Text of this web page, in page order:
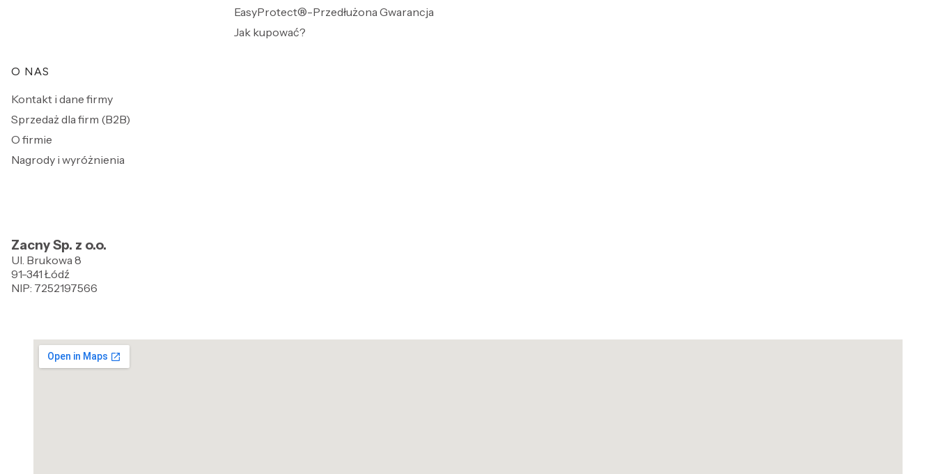
EasyProtect®-Przedłużona Gwarancja
Jak kupować?
O NAS
Kontakt i dane firmy
Sprzedaż dla firm (B2B)
O firmie
Nagrody i wyróżnienia
Zacny Sp. z o.o.
Ul. Brukowa 8
91-341 Łódź
NIP: 7252197566